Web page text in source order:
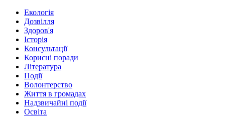
Екологія
Дозвілля
Здоров'я
Історія
Консультації
Корисні поради
Література
Події
Волонтерство
Життя в громадах
Надзвичайні події
Освіта